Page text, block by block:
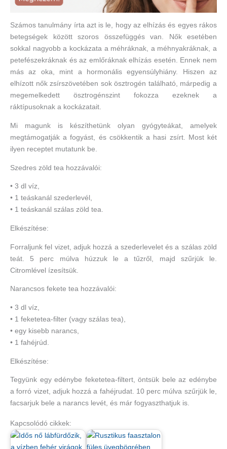
Számos tanulmány írta azt is le, hogy az elhízás és egyes rákos
betegségek között szoros összefüggés van. Nők esetében
sokkal nagyobb a kockázata a méhráknak, a méhnyakráknak, a
petefészekráknak és az emlőráknak elhízás esetén. Ennek nem
más az oka, mint a hormonális egyensúlyhiány. Hiszen az
elhízott nők zsírszövetében sok ösztrogén található, márpedig a
megemelkedett ösztrogénszint fokozza ezeknek a
ráktípusoknak a kockázatait.
Mi magunk is készíthetünk olyan gyógyteákat, amelyek
megtámogatják a fogyást, és csökkentik a hasi zsírt. Most két
ilyen receptet mutatunk be.
Szedres zöld tea hozzávalói:
• 3 dl víz,
• 1 teáskanál szederlevél,
• 1 teáskanál szálas zöld tea.
Elkészítése:
Forraljunk fel vizet, adjuk hozzá a szederlevelet és a szálas zöld
teát. 5 perc múlva húzzuk le a tűzről, majd szűrjük le.
Citromlével ízesítsük.
Narancsos fekete tea hozzávalói:
• 3 dl víz,
• 1 feketetea-filter (vagy szálas tea),
• egy kisebb narancs,
• 1 fahéjrúd.
Elkészítése:
Tegyünk egy edénybe feketetea-filtert, öntsük bele az edénybe
a forró vizet, adjuk hozzá a fahéjrudat. 10 perc múlva szűrjük le,
facsarjuk bele a narancs levét, és már fogyaszthatjuk is.
Kapcsolódó cikkek: